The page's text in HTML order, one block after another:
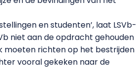
en studenten’, laat LSVb-
niet aan de opdracht gehouden
moeten richten op het bestrijden
vooral gekeken naar de